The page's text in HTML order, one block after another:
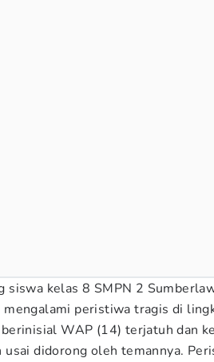
siswa kelas 8 SMPN 2
mengalami peristiwa tragis di
berinisial WAP (14) terjatuh dan
usai didorong oleh temannya.